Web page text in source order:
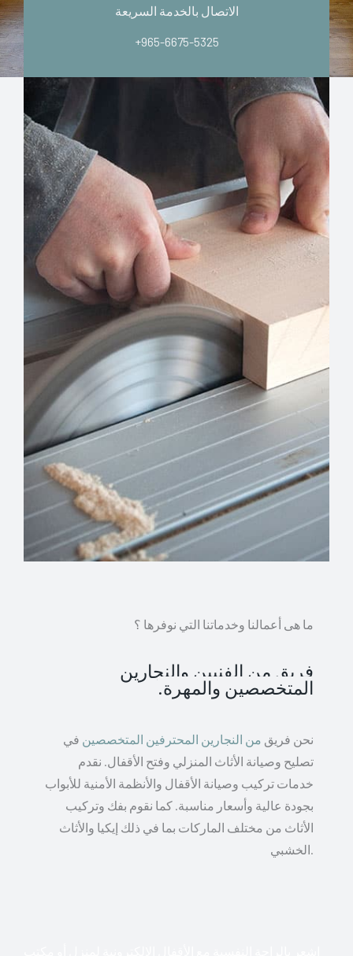
الاتصال بالخدمة السريعة
+965-6675-5325
ما هى أعمالنا وخدماتنا التي نوفرها ؟
فريق من الفنيين والنجارين
المتخصصين والمهرة.
نحن فريق من النجارين المحترفين المتخصصين في
تصليح وصيانة الأثاث المنزلي وفتح الأقفال. نقدم
خدمات تركيب وصيانة الأقفال والأنظمة الأمنية للأبواب
بجودة عالية وأسعار مناسبة. كما نقوم بفك وتركيب
الأثاث من مختلف الماركات بما في ذلك إيكيا والأثاث
الخشبي.